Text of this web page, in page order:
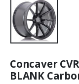
Concaver
BLANK